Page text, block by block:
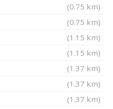
(0.75 km)
(0.75 km)
(1.15 km)
(1.15 km)
(1.37 km)
(1.37 km)
(1.37 km)